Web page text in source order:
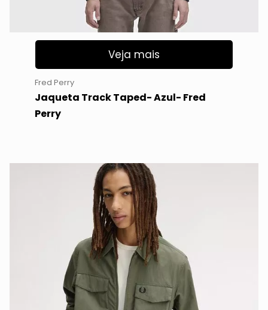
Veja mais
Fred Perry
Jaqueta Track Taped- Azul- Fred
Perry